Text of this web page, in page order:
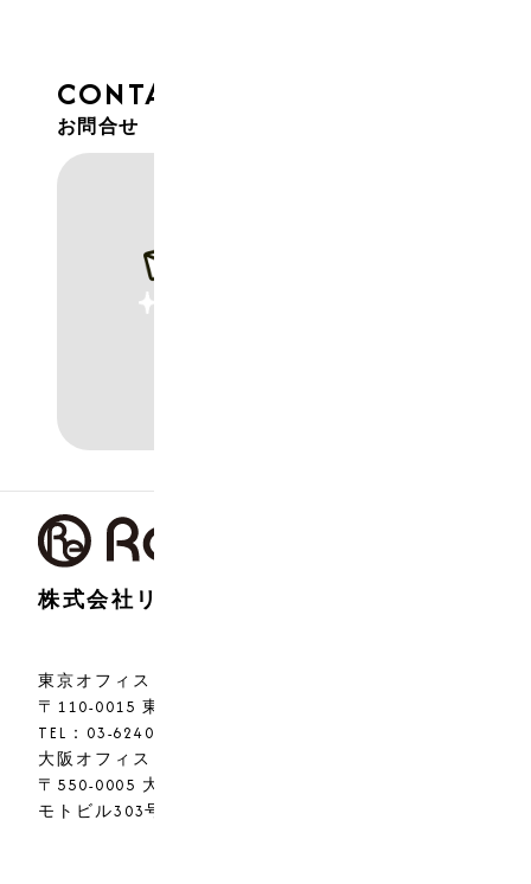
CONTACT
お問合せ
株式会社リアライズ
東京オフィス
〒110-0015 東京都台東区東上野2-14-1-7F
TEL：03-6240-9227
大阪オフィス
〒550-0005 大阪府大阪市西区西本町1丁目7-21 ニシ
モトビル303号